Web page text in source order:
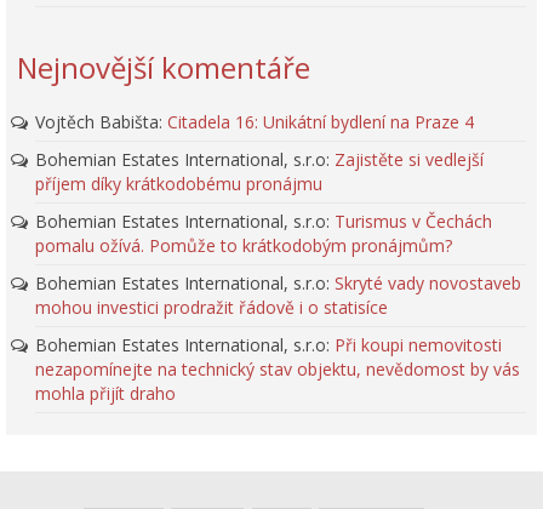
Nejnovější komentáře
Vojtěch Babišta: Citadela 16: Unikátní bydlení na Praze 4
Bohemian Estates International, s.r.o: Zajistěte si vedlejší
příjem díky krátkodobému pronájmu
Bohemian Estates International, s.r.o: Turismus v Čechách
pomalu ožívá. Pomůže to krátkodobým pronájmům?
Bohemian Estates International, s.r.o: Skryté vady novostaveb
mohou investici prodražit řádově i o statisíce
Bohemian Estates International, s.r.o: Při koupi nemovitosti
nezapomínejte na technický stav objektu, nevědomost by vás
mohla přijít draho